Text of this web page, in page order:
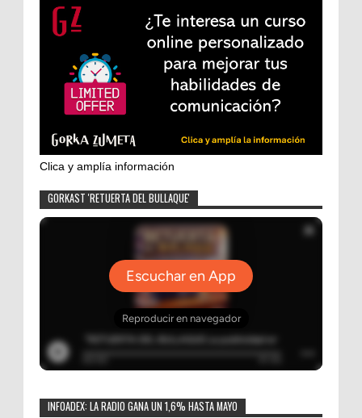
Clica y amplía información
GORKAST 'RETUERTA DEL BULLAQUE'
INFOADEX: LA RADIO GANA UN 1,6% HASTA MAYO